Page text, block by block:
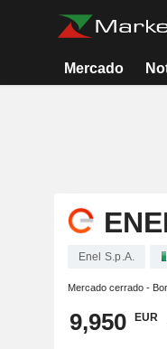
Mercado
Enel S.p.A.
Mercado cerrado -
9,950 EUR